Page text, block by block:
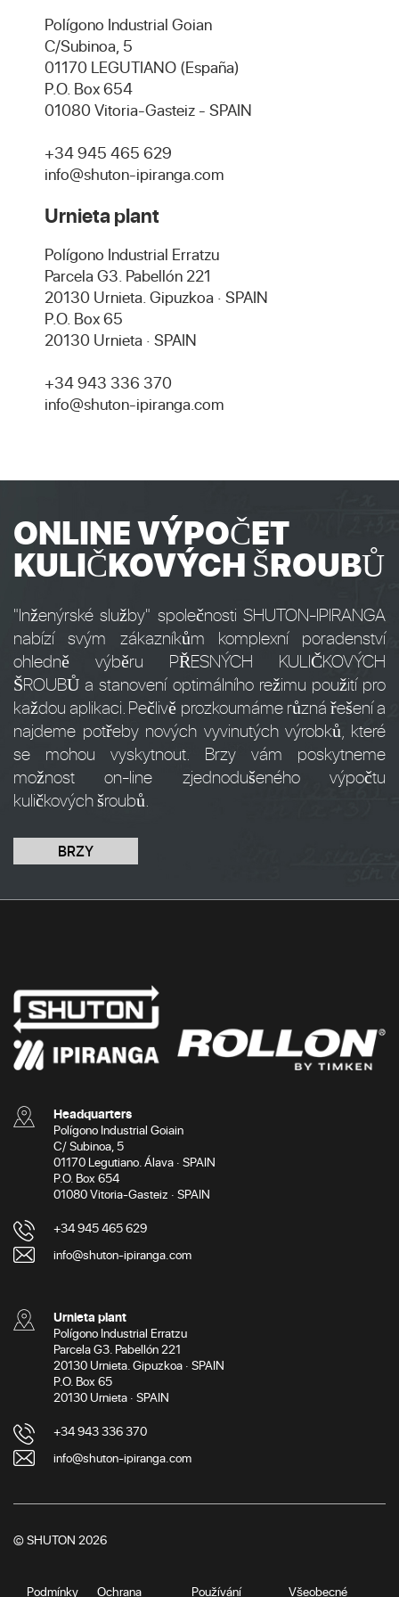
Polígono Industrial Goian
C/Subinoa, 5
01170 LEGUTIANO (España)
P.O. Box 654
01080 Vitoria-Gasteiz - SPAIN
+34 945 465 629
info@shuton-ipiranga.com
Urnieta plant
Polígono Industrial Erratzu
Parcela G3. Pabellón 221
20130 Urnieta. Gipuzkoa · SPAIN
P.O. Box 65
20130 Urnieta · SPAIN
+34 943 336 370
info@shuton-ipiranga.com
ONLINE VÝPOČET
KULIČKOVÝCH ŠROUBŮ
"Inženýrské služby" společnosti SHUTON-IPIRANGA
nabízí svým zákazníkům komplexní poradenství
ohledně výběru PŘESNÝCH KULIČKOVÝCH
ŠROUBŮ a stanovení optimálního režimu použití pro
každou aplikaci. Pečlivě prozkoumáme různá řešení a
najdeme potřeby nových vyvinutých výrobků, které
se mohou vyskytnout. Brzy vám poskytneme
možnost on-line zjednodušeného výpočtu
kuličkových šroubů.
BRZY
Headquarters
Polígono Industrial Goiain
C/ Subinoa, 5
01170 Legutiano. Álava · SPAIN
P.O. Box 654
01080 Vitoria-Gasteiz · SPAIN
+34 945 465 629
info@shuton-ipiranga.com
Urnieta plant
Polígono Industrial Erratzu
Parcela G3. Pabellón 221
20130 Urnieta. Gipuzkoa · SPAIN
P.O. Box 65
20130 Urnieta · SPAIN
+34 943 336 370
info@shuton-ipiranga.com
© SHUTON 2026
Podmínky Ochrana Používání Všeobecné